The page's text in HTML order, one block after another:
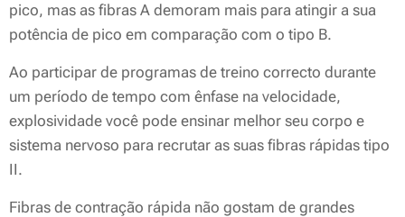
pico, mas as fibras A demoram mais para atingir a sua
potência de pico em comparação com o tipo B.
Ao participar de programas de treino correcto durante
um período de tempo com ênfase na velocidade,
explosividade você pode ensinar melhor seu corpo e
sistema nervoso para recrutar as suas fibras rápidas tipo
II.
Fibras de contração rápida não gostam de grandes